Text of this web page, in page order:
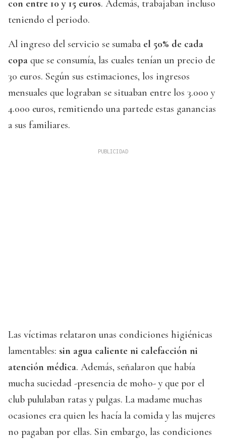
con entre 10 y 15 euros. Además, trabajaban incluso
teniendo el periodo.
Al ingreso del servicio se sumaba el 50% de cada
copa que se consumía, las cuales tenían un precio de
30 euros. Según sus estimaciones, los ingresos
mensuales que lograban se situaban entre los 3.000 y
4.000 euros, remitiendo una partede estas ganancias
a sus familiares.
Las víctimas relataron unas condiciones higiénicas
lamentables: sin agua caliente ni calefacción ni
atención médica. Además, señalaron que había
mucha suciedad -presencia de moho- y que por el
club pululaban ratas y pulgas. La madame muchas
ocasiones era quien les hacía la comida y las mujeres
no pagaban por ellas. Sin embargo, las condiciones